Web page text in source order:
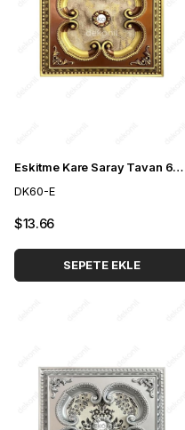
Eskitme Kare Saray Tavan 60*60 cm
DK60-E
$13.66
SEPETE EKLE